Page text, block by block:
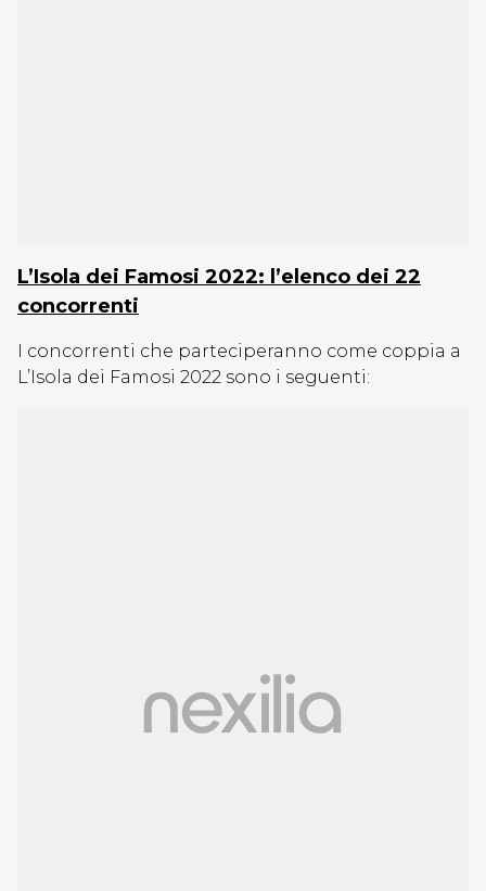
L’Isola dei Famosi 2022: l’elenco dei 22
concorrenti
I concorrenti che parteciperanno come coppia a
L’Isola dei Famosi 2022 sono i seguenti: